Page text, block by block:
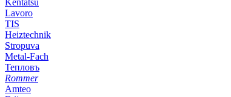
Kentatsu
Lavoro
TIS
Heiztechnik
Stropuva
Metal-Fach
Тепловъ
Rommer
Amteo